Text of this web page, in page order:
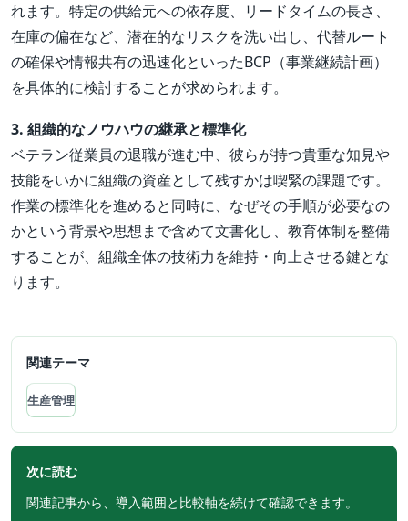
れます。特定の供給元への依存度、リードタイムの長さ、
在庫の偏在など、潜在的なリスクを洗い出し、代替ルート
の確保や情報共有の迅速化といったBCP（事業継続計画）
を具体的に検討することが求められます。
3. 組織的なノウハウの継承と標準化
ベテラン従業員の退職が進む中、彼らが持つ貴重な知見や
技能をいかに組織の資産として残すかは喫緊の課題です。
作業の標準化を進めると同時に、なぜその手順が必要なの
かという背景や思想まで含めて文書化し、教育体制を整備
することが、組織全体の技術力を維持・向上させる鍵とな
ります。
関連テーマ
生産管理
次に読む
関連記事から、導入範囲と比較軸を続けて確認できます。